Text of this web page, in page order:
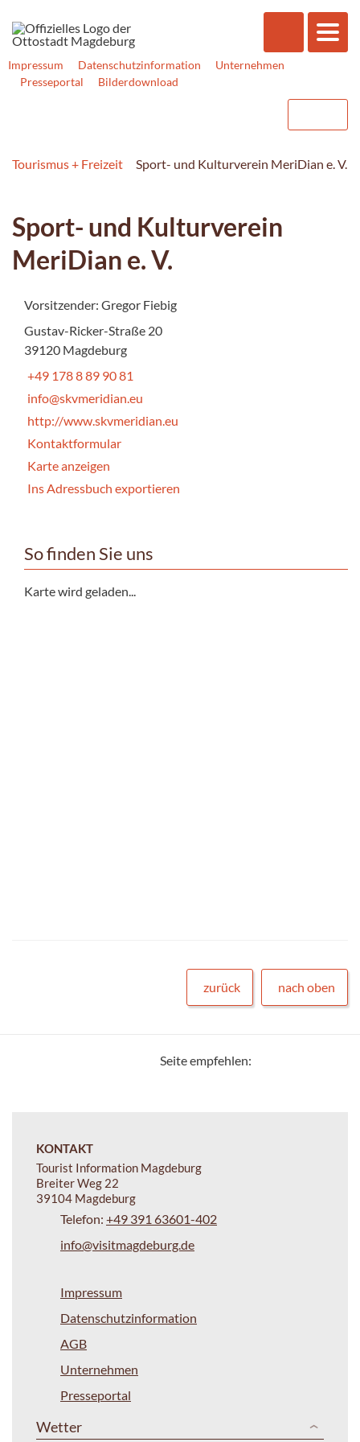
Impressum Datenschutzinformation
Unternehmen
Presseportal
Bilderdownload
Tourismus + Freizeit Sport- und Kulturverein MeriDian e. V.
Sport- und Kulturverein
MeriDian e. V.
Vorsitzender: Gregor Fiebig
Gustav-Ricker-Straße 20
39120 Magdeburg
+49 178 8 89 90 81
info@skvmeridian.eu
http://www.skvmeridian.eu
Kontaktformular
Karte anzeigen
Ins Adressbuch exportieren
So finden Sie uns
Karte wird geladen...
zurück nach oben
Seite empfehlen:
KONTAKT
Tourist Information Magdeburg
Breiter Weg 22
39104 Magdeburg
Telefon: +49 391 63601-402
info@visitmagdeburg.de
Impressum
Datenschutzinformation
AGB
Unternehmen
Presseportal
Wetter